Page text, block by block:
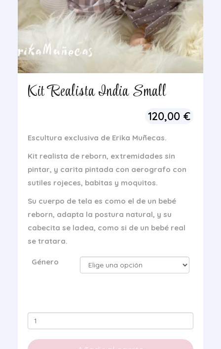
Kit Realista India Small
120,00 €
Escultura exclusiva de Erika Muñecas.
Kit realista de reborn, extremidades sin
pintar, y carita pintada con aerografo con
sutiles rojeces, babitas y moquitos.
Su cuerpo de tela es como el de un bebé
reborn, adapta la postura natural, y su
cabecita se ladea, como si de un bebé real
se tratara.
Género
Kit
Realista
India